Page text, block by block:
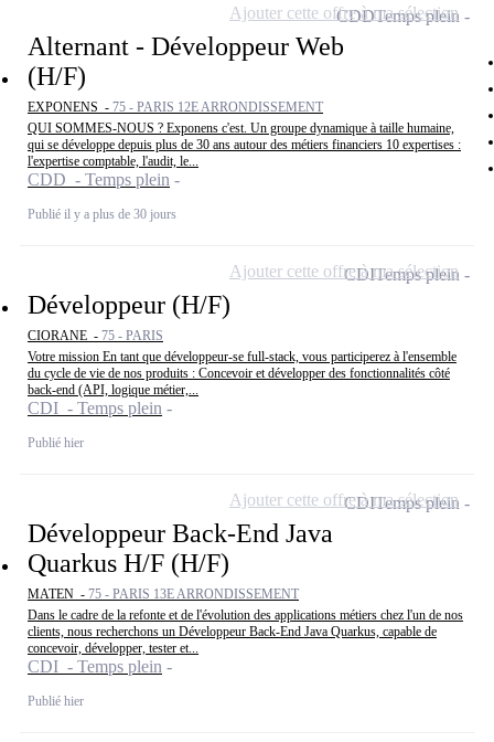
Alternant - Développeur Web
(H/F)
EXPONENS - 75 - PARIS 12E ARRONDISSEMENT
QUI SOMMES-NOUS ? Exponens c'est. Un groupe dynamique à taille humaine,
qui se développe depuis plus de 30 ans autour des métiers financiers 10 expertises :
l'expertise comptable, l'audit, le...
CDD - Temps plein
Publié il y a plus de 30 jours
CDDTemps plein
Ajouter cette offre à ma sélection
Développeur (H/F)
CIORANE - 75 - PARIS
Votre mission En tant que développeur-se full-stack, vous participerez à l'ensemble
du cycle de vie de nos produits : Concevoir et développer des fonctionnalités côté
back-end (API, logique métier,...
CDI - Temps plein
Publié hier
CDITemps plein
Ajouter cette offre à ma sélection
Développeur Back-End Java
Quarkus H/F (H/F)
MATEN - 75 - PARIS 13E ARRONDISSEMENT
Dans le cadre de la refonte et de l'évolution des applications métiers chez l'un de nos
clients, nous recherchons un Développeur Back-End Java Quarkus, capable de
concevoir, développer, tester et...
CDI - Temps plein
Publié hier
CDITemps plein
Ajouter cette offre à ma sélection